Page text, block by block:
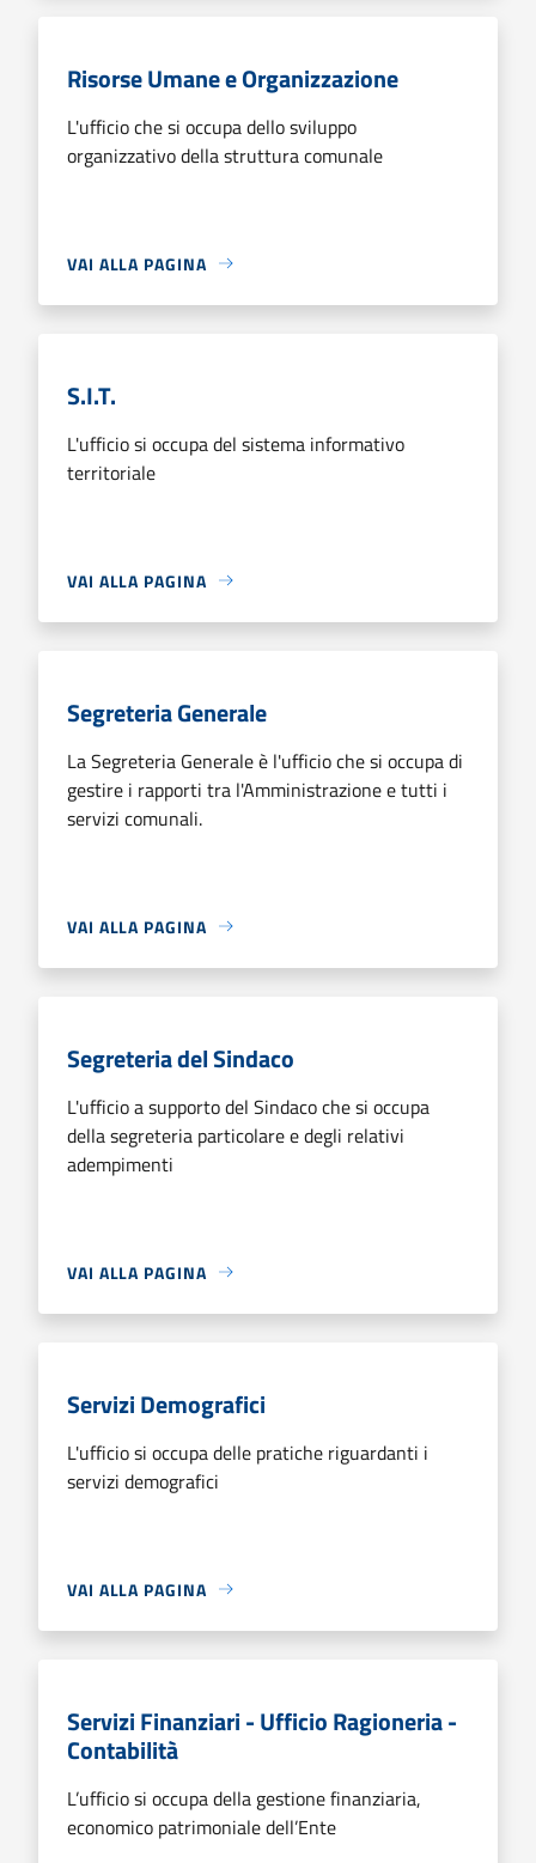
Risorse Umane e Organizzazione
L'ufficio che si occupa dello sviluppo
organizzativo della struttura comunale
VAI ALLA PAGINA
S.I.T.
L'ufficio si occupa del sistema informativo
territoriale
VAI ALLA PAGINA
Segreteria Generale
La Segreteria Generale è l'ufficio che si occupa di
gestire i rapporti tra l'Amministrazione e tutti i
servizi comunali.
VAI ALLA PAGINA
Segreteria del Sindaco
L'ufficio a supporto del Sindaco che si occupa
della segreteria particolare e degli relativi
adempimenti
VAI ALLA PAGINA
Servizi Demografici
L'ufficio si occupa delle pratiche riguardanti i
servizi demografici
VAI ALLA PAGINA
Servizi Finanziari - Ufficio Ragioneria -
Contabilità
L’ufficio si occupa della gestione finanziaria,
economico patrimoniale dell’Ente